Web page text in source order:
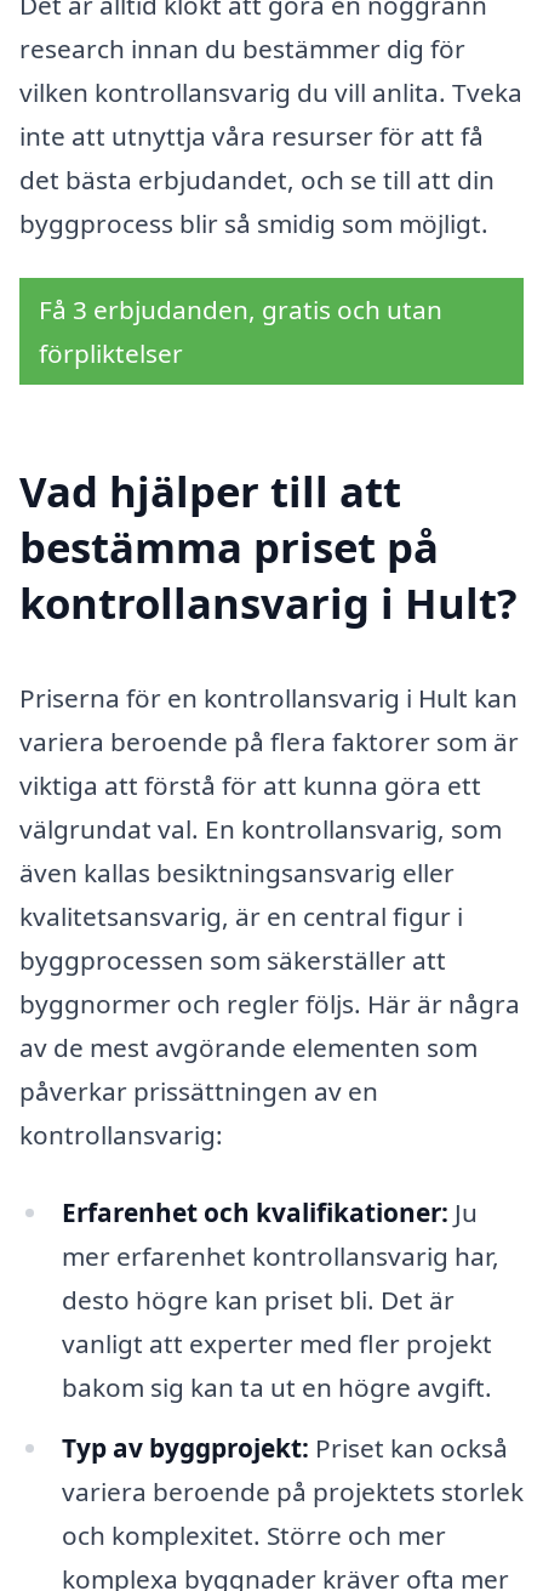
research innan du bestämmer dig för
vilken kontrollansvarig du vill anlita. Tveka
inte att utnyttja våra resurser för att få
det bästa erbjudandet, och se till att din
byggprocess blir så smidig som möjligt.
Få 3 erbjudanden, gratis och utan
förpliktelser
Vad hjälper till att
bestämma priset på
kontrollansvarig i Hult?
Priserna för en kontrollansvarig i Hult kan
variera beroende på flera faktorer som är
viktiga att förstå för att kunna göra ett
välgrundat val. En kontrollansvarig, som
även kallas besiktningsansvarig eller
kvalitetsansvarig, är en central figur i
byggprocessen som säkerställer att
byggnormer och regler följs. Här är några
av de mest avgörande elementen som
påverkar prissättningen av en
kontrollansvarig:
Erfarenhet och kvalifikationer: Ju
mer erfarenhet kontrollansvarig har,
desto högre kan priset bli. Det är
vanligt att experter med fler projekt
bakom sig kan ta ut en högre avgift.
Typ av byggprojekt: Priset kan också
variera beroende på projektets storlek
och komplexitet. Större och mer
komplexa byggnader kräver ofta mer